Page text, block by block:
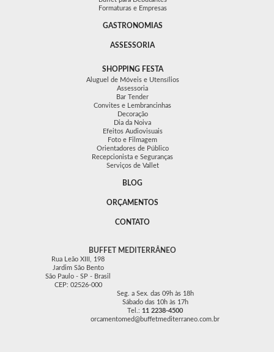
Formaturas e Empresas
GASTRONOMIAS
ASSESSORIA
SHOPPING FESTA
Aluguel de Móveis e Utensílios
Assessoria
Bar Tender
Convites e Lembrancinhas
Decoração
Dia da Noiva
Efeitos Audiovisuais
Foto e Filmagem
Orientadores de Público
Recepcionista e Seguranças
Serviços de Vallet
BLOG
ORÇAMENTOS
CONTATO
BUFFET MEDITERRÂNEO
Rua Leão XIII, 198
Jardim São Bento
São Paulo - SP - Brasil
CEP: 02526-000
Seg. a Sex. das 09h às 18h
Sábado das 10h às 17h
Tel.: 11 2238-4500
orcamentomed@buffetmediterraneo.com.br